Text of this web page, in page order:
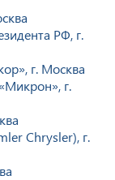
РФ, г.
г. Москва
г.
Chrysler), г.